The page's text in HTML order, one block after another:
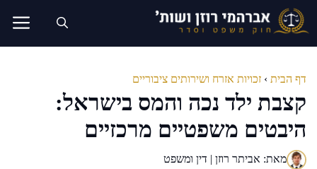
לדלג
לתוכן
דף הבית › זכויות אזרח ושירותים ציבוריים
קצבת ילד נכה והמס בישראל:
היבטים משפטיים מרכזיים
מאת: אביתר רוזן | דין ומשפט